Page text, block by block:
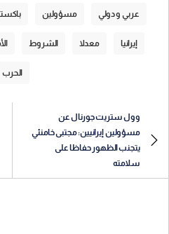
عربي و دولي مسؤولين
إيرانيا معدلا الشروط
الحرب
وول ستريت جورنال عن
مسؤولين إيرانيين: مجتبى خامنئي
يتجنب الظهور حفاظا على
سلامته